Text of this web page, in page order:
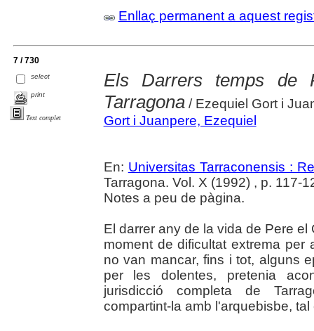
Enllaç permanent a aquest
7 / 730
select
print
Text complet
Els Darrers temps
Tarragona/ Ezequiel Gort i
Gort i Juanpere, Ezequiel
En: Universitas Tarraconensis :
Tarragona. Vol. X (1992) , p. 117-
Notes a peu de pàgina.
El darrer any de la vida de Pere
moment de dificultat extrema
no van mancar, fins i tot, alguns
per les dolentes, pretenia
jurisdicció completa de
compartint-la amb l'arquebisbe,